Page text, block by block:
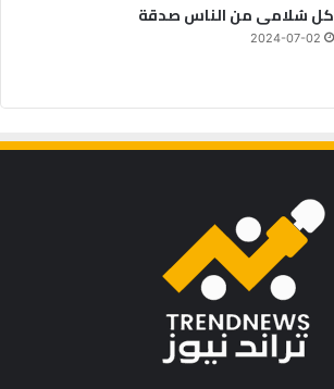
كل سُلامى من الناس صدقة
2024-07-02